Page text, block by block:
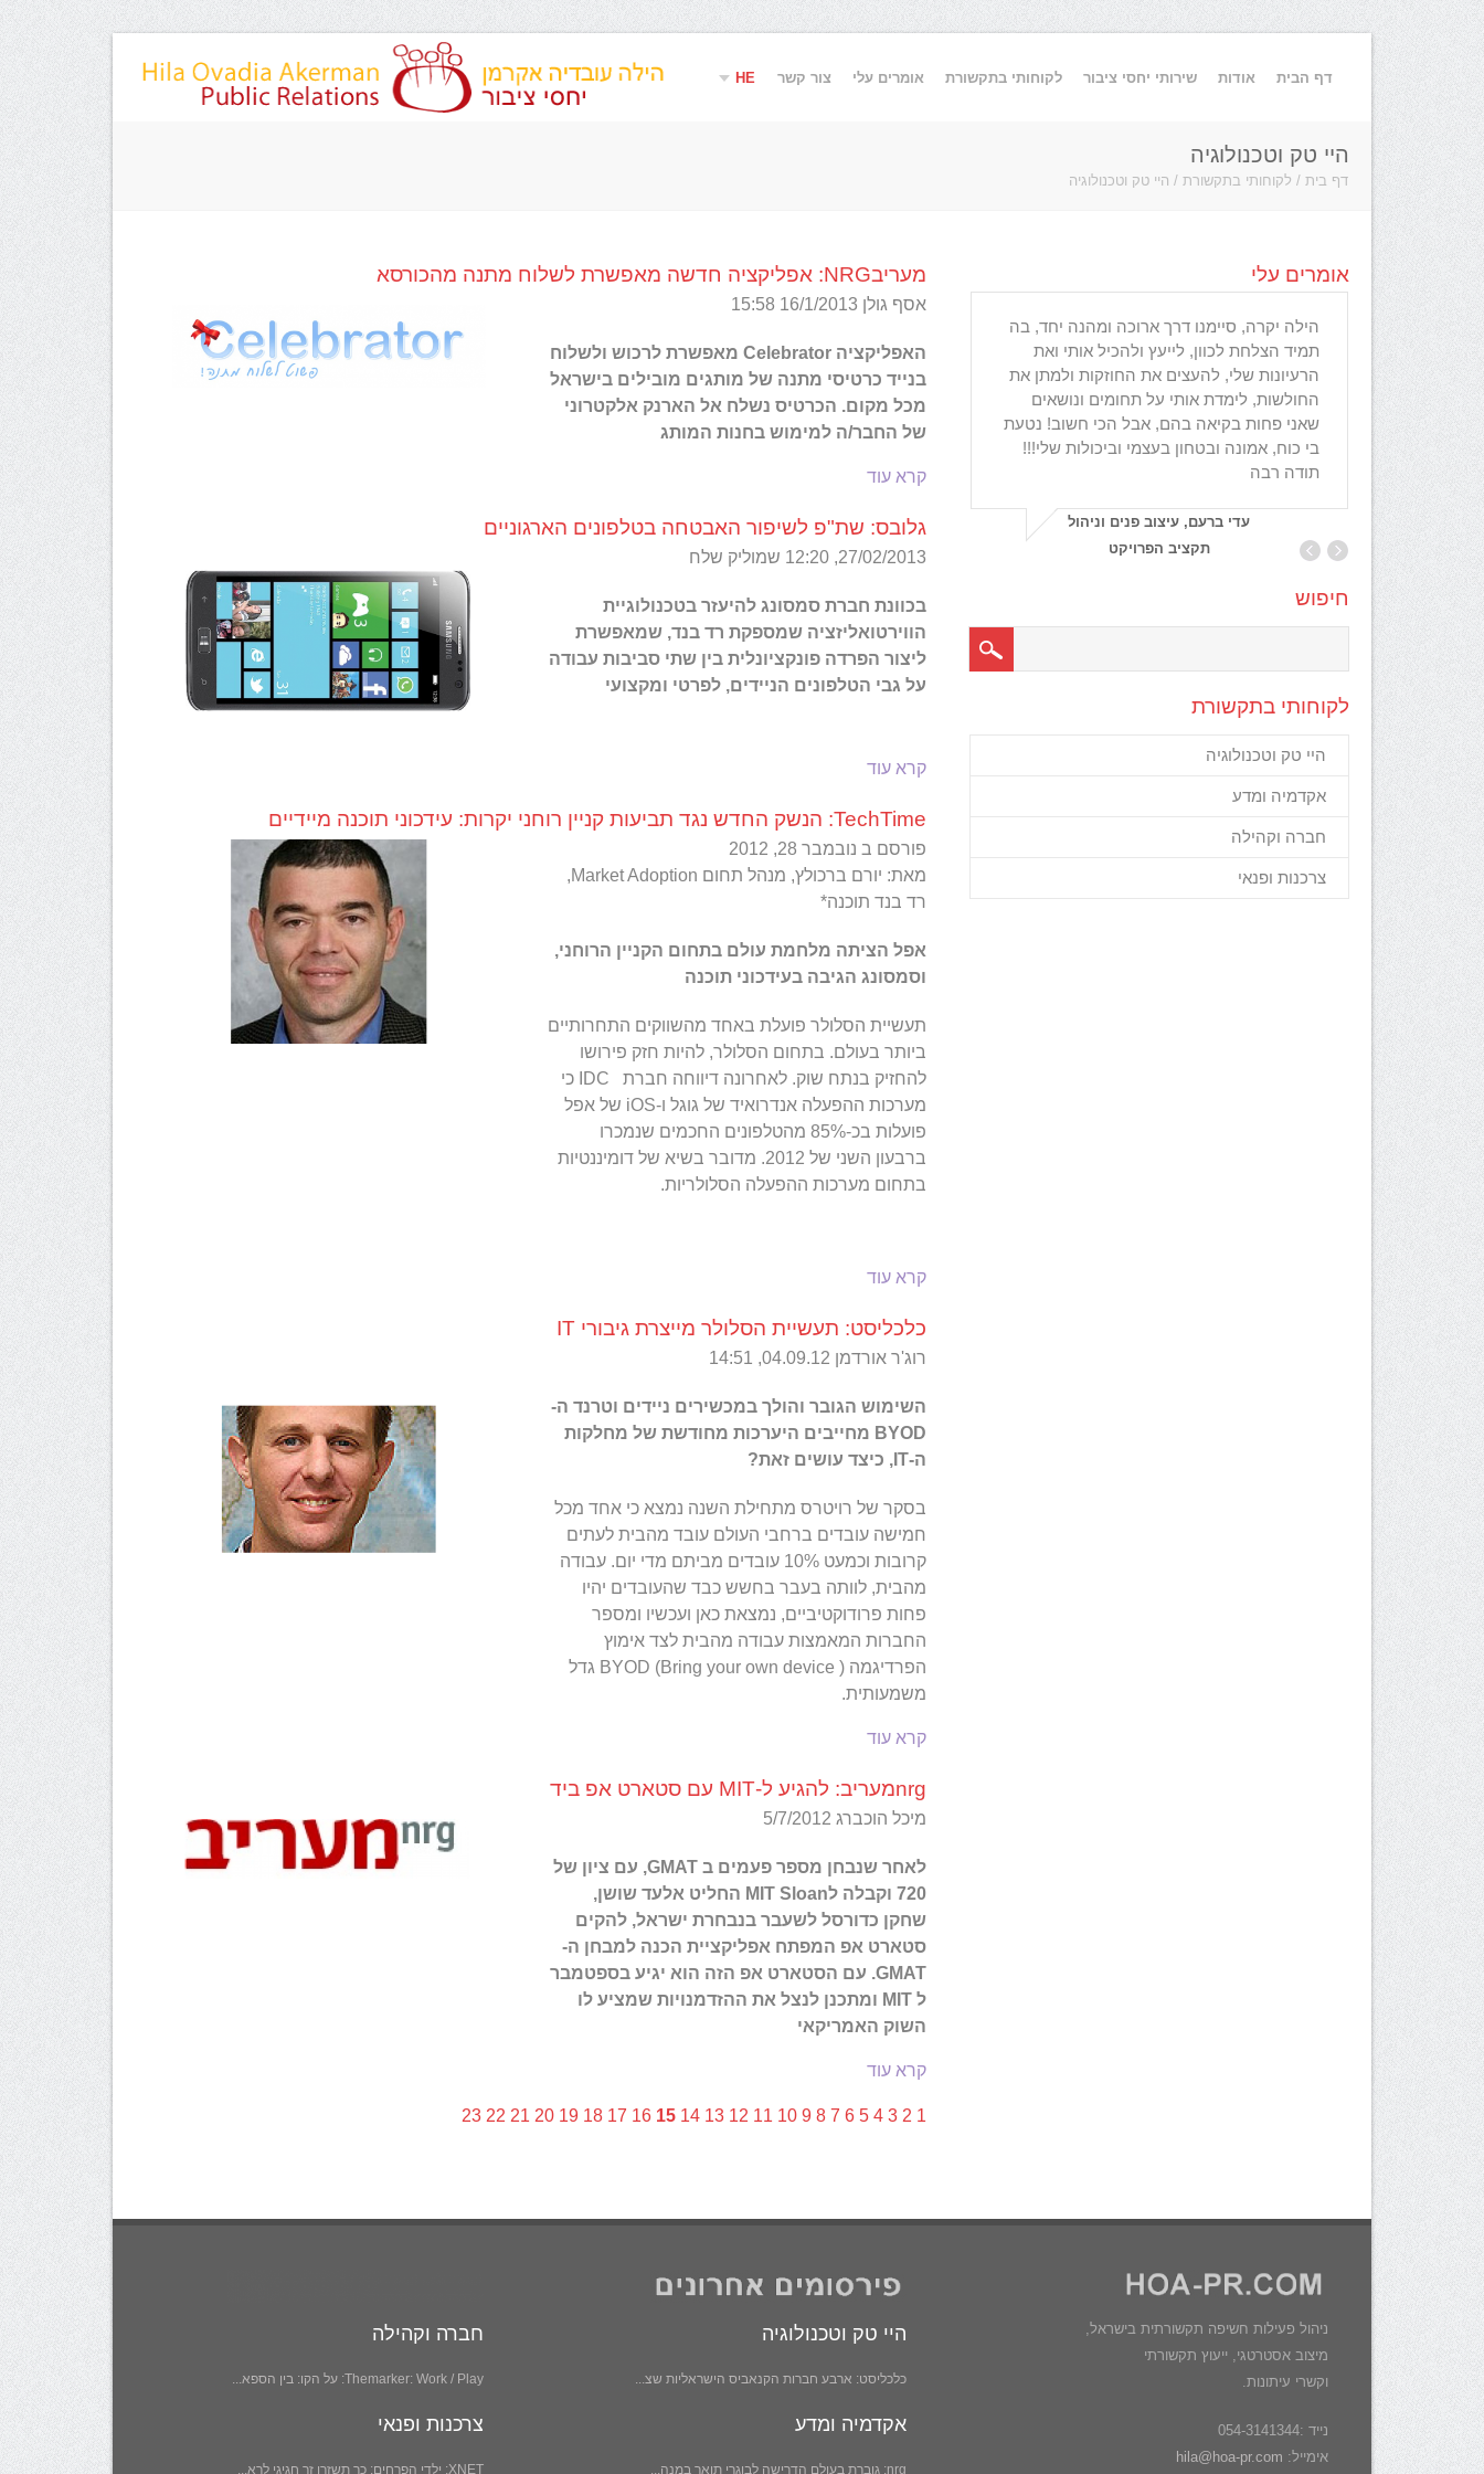
דף הבית אודות שירותי יחסי ציבור לקוחותי בתקשורת אומרים עלי צור קשר HE
היי טק וטכנולוגיה
דף בית / לקוחותי בתקשורת / היי טק וטכנולוגיה
אומרים עלי
לעת סיום סשן הייעוץ שקיבלתי מכם, אני רוצה
להודות להילה אקרמן. הילה סייעה לי מאוד
בבניית תוכנית עסקית על פי המטרות שהגדרתי
רותי לטר
עניינית ומנוסה הבקיאה במגוון רחב של
תחומים בהם נוגעים יחסי הציבור ביניהם
אמנות ותרבות, טכנולוגיה, חינוך, פסיכולוגיה
ופסיכותרפיה ועוד. תוכנית העבודה שהילה
עם תעדוף בהתאם לצרכי
גל ניסים – מדיה חברתית ושיווק
הילה יקרה, סיימנו דרך ארוכה ומהנה יחד, בה
תמיד הצלחת לכוון, לייעץ ולהכיל אותי ואת
הרעיונות שלי, להעצים את החוזקות ולמתן את
החולשות, לימדת אותי על תחומים ונושאים
שאני פחות בקיאה בהם, אבל הכי חשוב! נטעת
בי כוח, אמונה ובטחון בעצמי וביכולות שלי!!!
תודה רבה
עדי ברעם, עיצוב פנים וניהול
תקציב הפרויקט
Hila came
she met
She
under
חיפוש
לקוחותי בתקשורת
היי טק וטכנולוגיה
אקדמיה ומדע
חברה וקהילה
צרכנות ופנאי
מעריבNRG: אפליקציה חדשה מאפשרת לשלוח מתנה מהכורסא
אסף גולן 16/1/2013 15:58
האפליקציה Celebrator מאפשרת לרכוש ולשלוח
בנייד כרטיסי מתנה של מותגים מובילים בישראל
מכל מקום. הכרטיס נשלח אל הארנק אלקטרוני
של החבר/ה למימוש בחנות המותג
קרא עוד
גלובס: שת"פ לשיפור האבטחה בטלפונים הארגוניים
27/02/2013, 12:20 שמוליק שלח
בכוונת חברת סמסונג להיעזר בטכנולוגיית
הווירטואליזציה שמספקת רד בנד, שמאפשרת
ליצור הפרדה פונקציונלית בין שתי סביבות עבודה
על גבי הטלפונים הניידים, לפרטי ומקצועי
קרא עוד
TechTime: הנשק החדש נגד תביעות קניין רוחני יקרות: עידכוני תוכנה מיידיים
פורסם ב נובמבר 28, 2012
מאת: יורם ברכולץ, מנהל תחום Market Adoption,
רד בנד תוכנה*
אפל הציתה מלחמת עולם בתחום הקניין הרוחני,
וסמסונג הגיבה בעידכוני תוכנה
תעשיית הסלולר פועלת באחד מהשווקים התחרותיים
ביותר בעולם. בתחום הסלולר, להיות חזק פירושו
להחזיק בנתח שוק. לאחרונה דיווחה חברת IDC כי
מערכות ההפעלה אנדרואיד של גוגל ו-iOS של אפל
פועלות בכ-85% מהטלפונים החכמים שנמכרו
ברבעון השני של 2012. מדובר בשיא של דומיננטיות
בתחום מערכות ההפעלה הסלולריות.
קרא עוד
כלכליסט: תעשיית הסלולר מייצרת גיבורי IT
רוג'ר אורדמן 04.09.12, 14:51
השימוש הגובר והולך במכשירים ניידים וטרנד ה-
BYOD מחייבים היערכות מחודשת של מחלקות
ה-IT, כיצד עושים זאת?
בסקר של רויטרס מתחילת השנה נמצא כי אחד מכל
חמישה עובדים ברחבי העולם עובד מהבית לעתים
קרובות וכמעט 10% עובדים מביתם מדי יום. עבודה
מהבית, לוותה בעבר בחשש כבד שהעובדים יהיו
פחות פרודוקטיביים, נמצאת כאן ועכשיו ומספר
החברות המאמצות עבודה מהבית לצד אימוץ
הפרדיגמה BYOD (Bring your own device ) גדל
משמעותית.
קרא עוד
nrgמעריב: להגיע ל-MIT עם סטארט אפ ביד
מיכל הוכברג 5/7/2012
לאחר שנבחן מספר פעמים ב GMAT, עם ציון של
720 וקבלה לMIT Sloan החליט אלעד שושן,
שחקן כדורסל לשעבר בנבחרת ישראל, להקים
סטארט אפ המפתח אפליקציית הכנה למבחן ה-
GMAT. עם הסטארט אפ הזה הוא יגיע בספטמבר
ל MIT ומתכנן לנצל את ההזדמנויות שמציע לו
השוק האמריקאי
קרא עוד
1
2
3
4
5
6
7
8
9
10
11
12
13
14
15
16
17
18
19
20
21
22
23
ניהול פעילות חשיפה תקשורתית בישראל,
מיצוב אסטרטגי, ייעוץ תקשורתי
וקשרי עיתונות.
נייד :054-3141344
אימייל: hila@hoa-pr.com
היי טק וטכנולוגיה
כלכליסט: ארבע חברות הקנאביס הישראליות שצ...
אקדמיה ומדע
nrg: גוברת בעולם הדרישה לבוגרי תואר במנה...
חברה וקהילה
Themarker: Work / Play: על הקו: בין הספא...
צרכנות ופנאי
XNET: ילדי הפרחים: כך תשזרו זר חגיגי לרא...